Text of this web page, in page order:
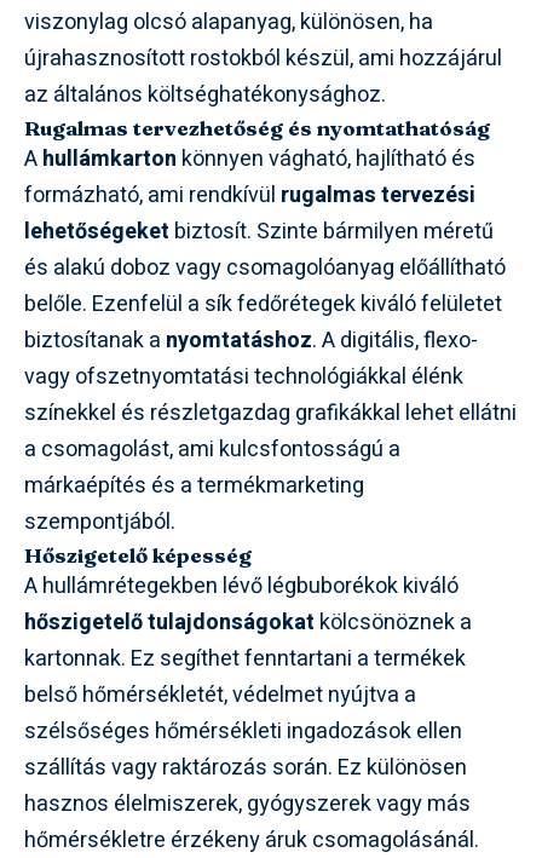
viszonylag olcsó alapanyag, különösen, ha
újrahasznosított rostokból készül, ami hozzájárul
az általános költséghatékonysághoz.
Rugalmas tervezhetőség és nyomtathatóság
Ahullámkarton könnyen vágható, hajlítható és
formázható, ami rendkívül rugalmas tervezési
lehetőségeket biztosít. Szinte bármilyen méretű
és alakú doboz vagy csomagolóanyag előállítható
belőle. Ezenfelül a sík fedőrétegek kiváló felületet
biztosítanak a nyomtatáshoz. A digitális, flexo-
vagy ofszetnyomtatási technológiákkal élénk
színekkel és részletgazdag grafikákkal lehet ellátni
a csomagolást, ami kulcsfontosságú a
márkaépítés és a termékmarketing
szempontjából.
Hőszigetelő képesség
A hullámrétegekben lévő légbuborékok kiváló
hőszigetelő tulajdonságokat kölcsönöznek a
kartonnak. Ez segíthet fenntartani a termékek
belső hőmérsékletét, védelmet nyújtva a
szélsőséges hőmérsékleti ingadozások ellen
szállítás vagy raktározás során. Ez különösen
hasznos élelmiszerek, gyógyszerek vagy más
hőmérsékletre érzékeny áruk csomagolásánál.